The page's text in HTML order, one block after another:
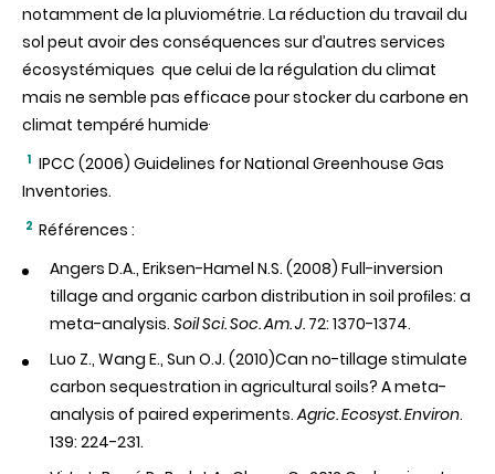
notamment de la pluviométrie. La réduction du travail du
sol peut avoir des conséquences sur d’autres services
écosystémiques que celui de la régulation du climat
mais ne semble pas efficace pour stocker du carbone en
climat tempéré humide.
1 IPCC (2006) Guidelines for National Greenhouse Gas
Inventories.
2 Références :
Angers D.A., Eriksen-Hamel N.S. (2008) Full-inversion
tillage and organic carbon distribution in soil proﬁles: a
meta-analysis. Soil Sci. Soc. Am. J. 72: 1370-1374.
Luo Z., Wang E., Sun O.J. (2010)Can no-tillage stimulate
carbon sequestration in agricultural soils? A meta-
analysis of paired experiments.Agric. Ecosyst. Environ.
139: 224-231.